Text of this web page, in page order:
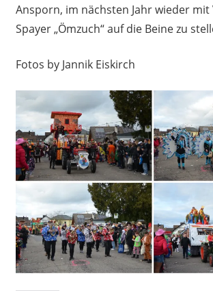
Ansporn, im nächsten Jahr wieder mit
Spayer „Ömzuch“ auf die Beine zu
Fotos by Jannik Eiskirch